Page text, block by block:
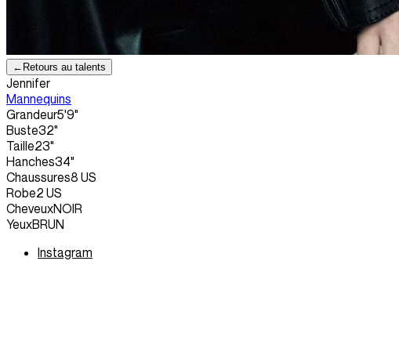
← Retours au talents
Jennifer
Mannequins
Grandeur5'9"
Buste32"
Taille23"
Hanches34"
Chaussures8 US
Robe2 US
CheveuxNOIR
YeuxBRUN
Instagram